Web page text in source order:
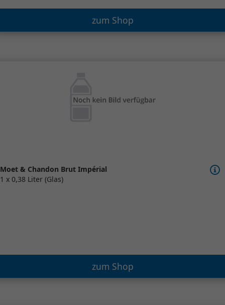
zum Shop
Moet & Chandon Brut Impérial
1 x 0,38 Liter (Glas)
zum Shop